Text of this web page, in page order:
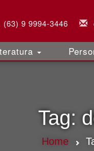
(63) 9 9994-3446
Tag:
Home